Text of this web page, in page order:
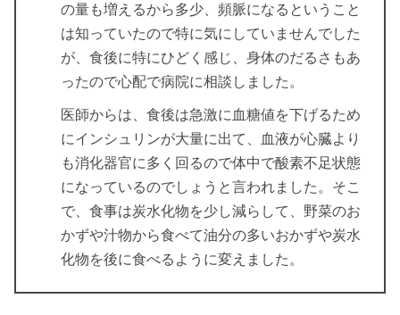
の量も増えるから多少、頻脈になるということ
は知っていたので特に気にしていませんでした
が、食後に特にひどく感じ、身体のだるさもあ
ったので心配で病院に相談しました。
医師からは、食後は急激に血糖値を下げるため
にインシュリンが大量に出て、血液が心臓より
も消化器官に多く回るので体中で酸素不足状態
になっているのでしょうと言われました。そこ
で、食事は炭水化物を少し減らして、野菜のお
かずや汁物から食べて油分の多いおかずや炭水
化物を後に食べるように変えました。